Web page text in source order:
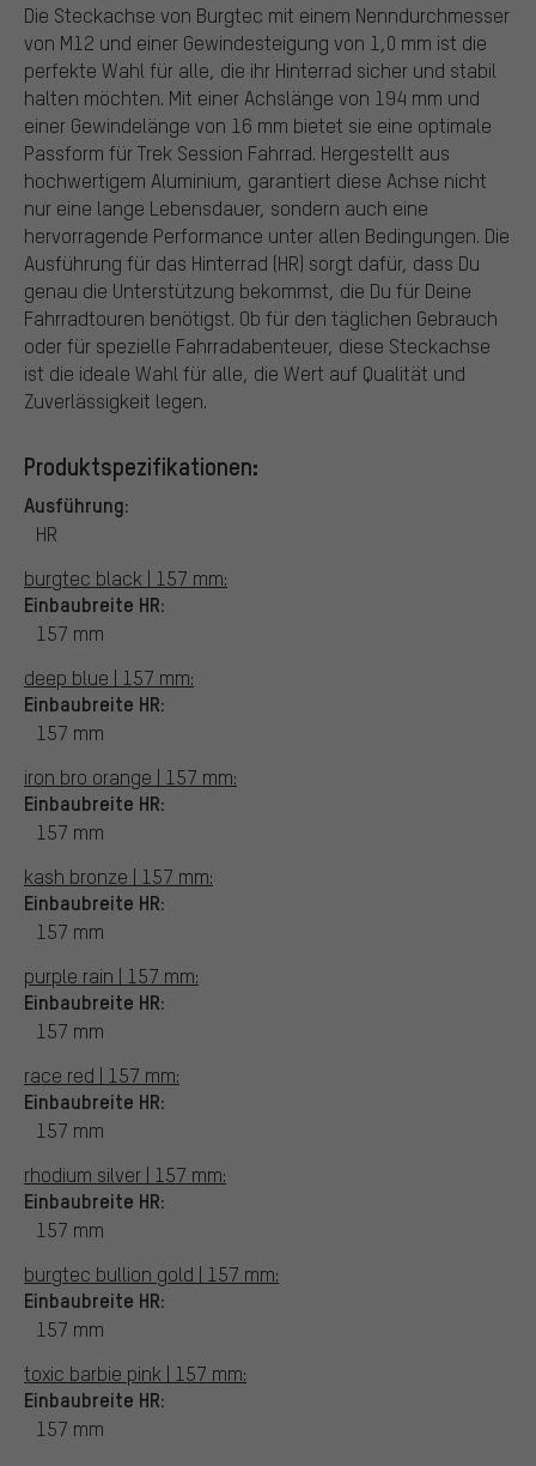
Die Steckachse von Burgtec mit einem Nenndurchmesser
von M12 und einer Gewindesteigung von 1,0 mm ist die
perfekte Wahl für alle, die ihr Hinterrad sicher und stabil
halten möchten. Mit einer Achslänge von 194 mm und
einer Gewindelänge von 16 mm bietet sie eine optimale
Passform für Trek Session Fahrrad. Hergestellt aus
hochwertigem Aluminium, garantiert diese Achse nicht
nur eine lange Lebensdauer, sondern auch eine
hervorragende Performance unter allen Bedingungen. Die
Ausführung für das Hinterrad (HR) sorgt dafür, dass Du
genau die Unterstützung bekommst, die Du für Deine
Fahrradtouren benötigst. Ob für den täglichen Gebrauch
oder für spezielle Fahrradabenteuer, diese Steckachse
ist die ideale Wahl für alle, die Wert auf Qualität und
Zuverlässigkeit legen.
Produktspezifikationen:
Ausführung:
HR
burgtec black | 157 mm:
Einbaubreite HR:
157 mm
deep blue | 157 mm:
Einbaubreite HR:
157 mm
iron bro orange | 157 mm:
Einbaubreite HR:
157 mm
kash bronze | 157 mm:
Einbaubreite HR:
157 mm
purple rain | 157 mm:
Einbaubreite HR:
157 mm
race red | 157 mm:
Einbaubreite HR:
157 mm
rhodium silver | 157 mm:
Einbaubreite HR:
157 mm
burgtec bullion gold | 157 mm:
Einbaubreite HR:
157 mm
toxic barbie pink | 157 mm:
Einbaubreite HR:
157 mm